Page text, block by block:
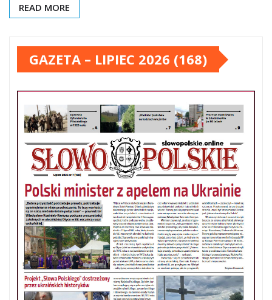
READ MORE
GAZETA – LIPIEC 2026 (168)